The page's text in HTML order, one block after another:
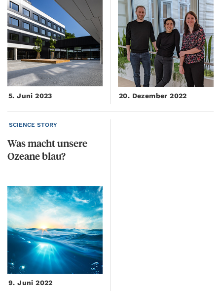
5. Juni 2023 20. Dezember 2022
SCIENCE STORY
Wasmachtunsere
Ozeaneblau?
9. Juni 2022